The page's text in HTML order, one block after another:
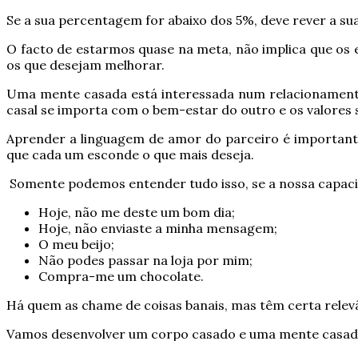
Se a sua percentagem for abaixo dos 5%, deve rever a
O facto de estarmos quase na meta, não implica que
os que desejam melhorar.
Uma mente casada está interessada num
casal se importa com o bem-estar do outro e os valores
Aprender a linguagem de amor do parceiro é
que cada um esconde o que mais deseja.
Somente podemos entender tudo isso, se a nossa
Hoje, não me deste um bom dia;
Hoje, não enviaste a minha mensagem;
O meu beijo;
Não podes passar na loja por mim;
Compra-me um chocolate.
Há quem as chame de coisas banais, mas têm certa
Vamos desenvolver um corpo casado e uma mente